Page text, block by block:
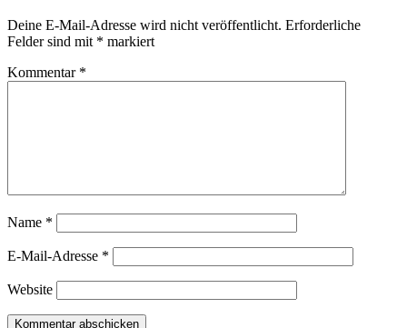
Deine E-Mail-Adresse wird nicht veröffentlicht. Erforderliche
Felder sind mit * markiert
Kommentar *
Name *
E-Mail-Adresse *
Website